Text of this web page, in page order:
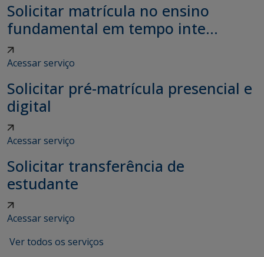
Solicitar matrícula no ensino
fundamental em tempo inte...
Acessar serviço
Solicitar pré-matrícula presencial e
digital
Acessar serviço
Solicitar transferência de
estudante
Acessar serviço
Ver todos os serviços